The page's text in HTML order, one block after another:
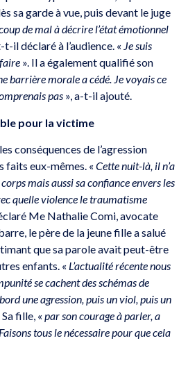
sa garde à vue, puis devant le juge
de mal à décrire l’état émotionnel
il déclaré à l’audience. « Je suis
». Il a également qualifié son
barrière morale a cédé. Je voyais ce
pas», a-t-il ajouté.
pour la victime
conséquences de l’agression
faits eux-mêmes. « Cette nuit-là, il n’a
mais aussi sa confiance envers les
quelle violence le traumatisme
Me Nathalie Comi, avocate
le père de la jeune fille a salué
que sa parole avait peut-être
enfants. « L’actualité récente nous
se cachent des schémas de
une agression, puis un viol, puis un
fille, « par son courage à parler, a
tous le nécessaire pour que cela